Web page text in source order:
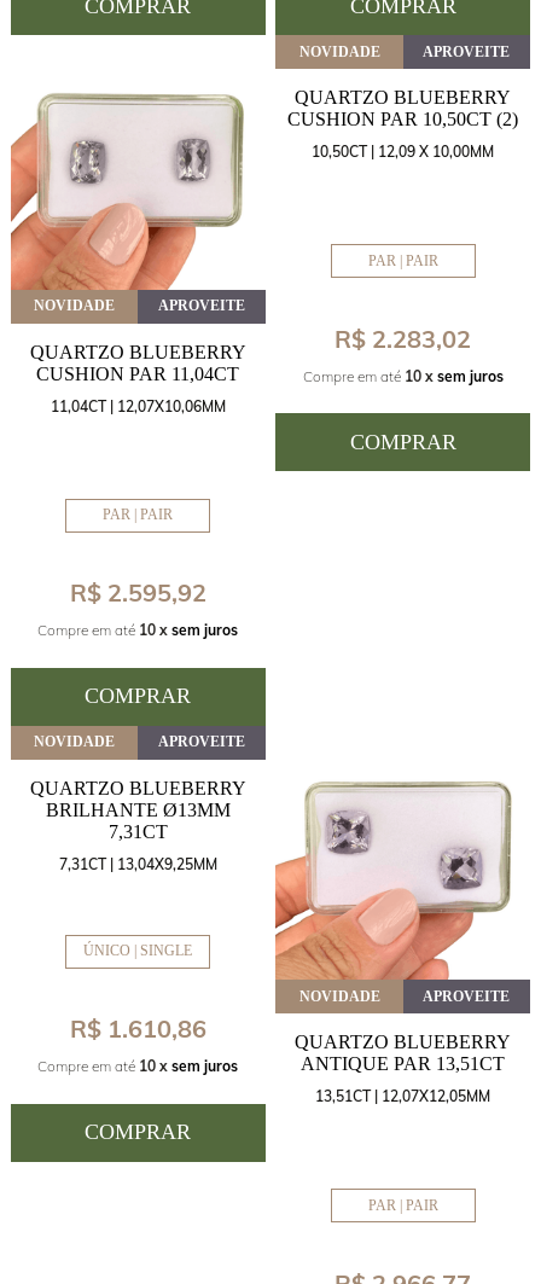
COMPRAR COMPRAR
NOVIDADE APROVEITE
QUARTZO BLUEBERRY
CUSHION PAR 11,04CT
11,04CT | 12,07X10,06MM
PAR | PAIR
R$ 2.595,92
Compre em até 10 x sem juros
COMPRAR
NOVIDADE APROVEITE
QUARTZO BLUEBERRY
CUSHION PAR 10,50CT (2)
10,50CT | 12,09 X 10,00MM
PAR | PAIR
R$ 2.283,02
Compre em até 10 x sem juros
COMPRAR
NOVIDADE APROVEITE
QUARTZO BLUEBERRY
BRILHANTE Ø13MM
7,31CT
7,31CT | 13,04X9,25MM
ÚNICO | SINGLE
R$ 1.610,86
Compre em até 10 x sem juros
COMPRAR
NOVIDADE APROVEITE
QUARTZO BLUEBERRY
ANTIQUE PAR 13,51CT
13,51CT | 12,07X12,05MM
PAR | PAIR